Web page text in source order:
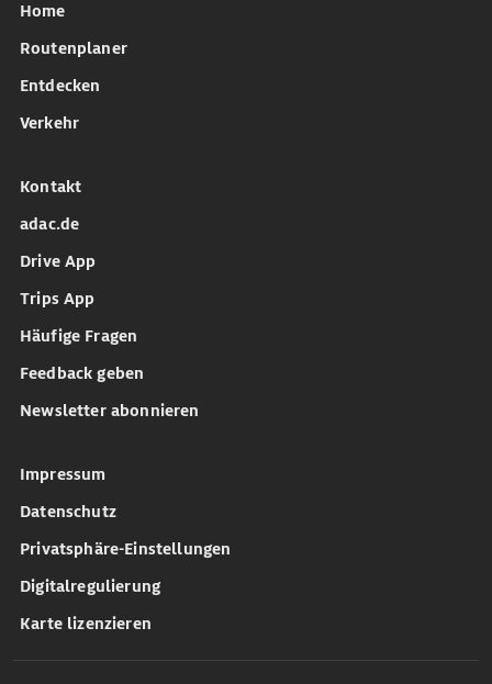
Home
Routenplaner
Entdecken
Verkehr
Kontakt
adac.de
Drive App
Trips App
Häufige Fragen
Feedback geben
Newsletter abonnieren
Impressum
Datenschutz
Privatsphäre-Einstellungen
Digitalregulierung
Karte lizenzieren